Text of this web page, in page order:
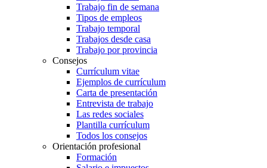
Trabajo fin de semana
Tipos de empleos
Trabajo temporal
Trabajos desde casa
Trabajo por provincia
Consejos
Currículum vitae
Ejemplos de currículum
Carta de presentación
Entrevista de trabajo
Las redes sociales
Plantilla currículum
Todos los consejos
Orientación profesional
Formación